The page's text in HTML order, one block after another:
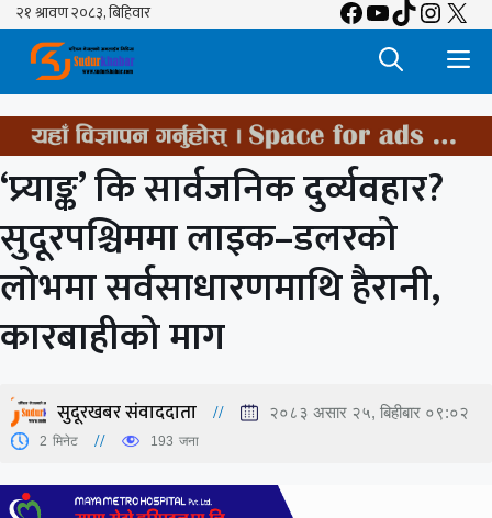
Skip
content
Facebook
YouTube
TikTok
X
‘प्र्याङ्क’ कि सार्वजनिक दुर्व्यवहार?
सुदूरपश्चिममा लाइक–डलरको
लोभमा सर्वसाधारणमाथि हैरानी,
कारबाहीको माग
सुदूरखबर संवाददाता २०८३ असार २५, बिहीबार ०९:०२
2 मिनेट 193 जना